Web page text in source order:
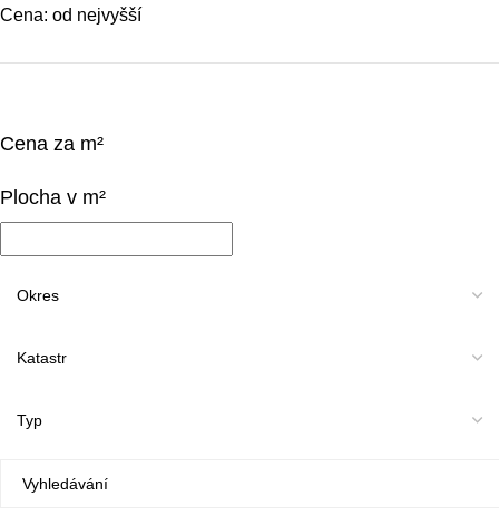
Cena: od nejvyšší
Cena za m²
Plocha v m²